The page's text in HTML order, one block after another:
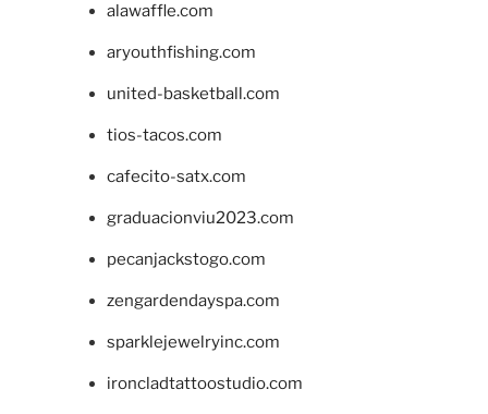
alawaffle.com
aryouthfishing.com
united-basketball.com
tios-tacos.com
cafecito-satx.com
graduacionviu2023.com
pecanjackstogo.com
zengardendayspa.com
sparklejewelryinc.com
ironcladtattoostudio.com